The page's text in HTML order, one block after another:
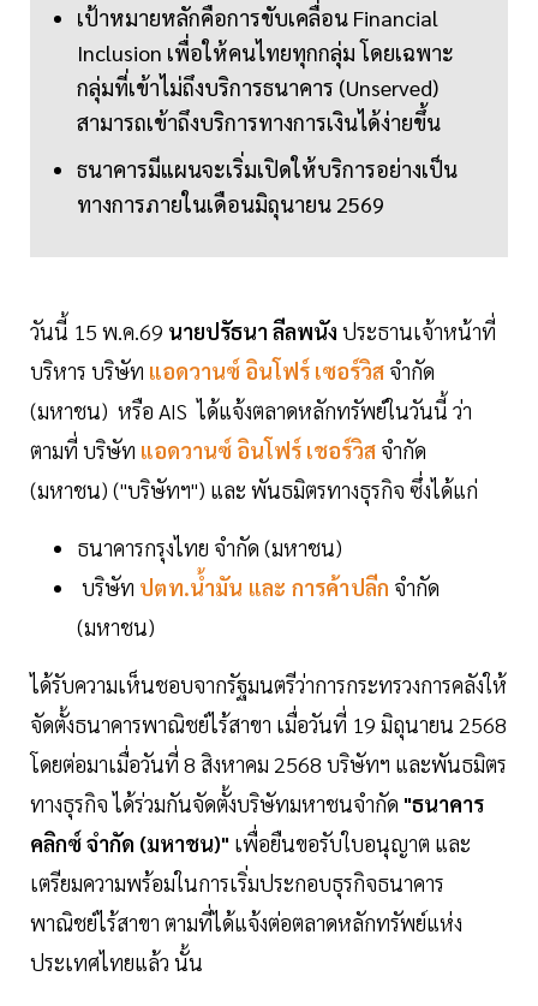
เป้าหมายหลักคือการขับเคลื่อน Financial
Inclusion เพื่อให้คนไทยทุกกลุ่ม โดยเฉพาะ
กลุ่มที่เข้าไม่ถึงบริการธนาคาร (Unserved)
สามารถเข้าถึงบริการทางการเงินได้ง่ายขึ้น
ธนาคารมีแผนจะเริ่มเปิดให้บริการอย่างเป็น
ทางการภายในเดือนมิถุนายน 2569
วันนี้ 15 พ.ค.69 นายปรัธนา ลีลพนัง ประธานเจ้าหน้าที่
บริหาร บริษัท แอดวานซ์ อินโฟร์ เซอร์วิส จำกัด
(มหาชน) หรือ AIS ได้แจ้งตลาดหลักทรัพย์ในวันนี้ ว่า
ตามที่ บริษัท แอดวานซ์ อินโฟร์ เชอร์วิส จำกัด
(มหาชน) ("บริษัทฯ") และ พันธมิตรทางธุรกิจ ซึ่งได้แก่
ธนาคารกรุงไทย จำกัด (มหาชน)
บริษัท ปตท.น้ำมัน และ การค้าปลีก จำกัด
(มหาชน)
ได้รับความเห็นชอบจากรัฐมนตรีว่าการกระทรวงการคลังให้
จัดตั้งธนาคารพาณิชย์ไร้สาขา เมื่อวันที่ 19 มิถุนายน 2568
โดยต่อมาเมื่อวันที่ 8 สิงหาคม 2568 บริษัทฯ และพันธมิตร
ทางธุรกิจ ได้ร่วมกันจัดตั้งบริษัทมหาชนจำกัด "ธนาคาร
คลิกซ์ จำกัด (มหาชน)" เพื่อยืนขอรับใบอนุญาต และ
เตรียมความพร้อมในการเริ่มประกอบธุรกิจธนาคาร
พาณิชย์ไร้สาขา ตามที่ได้แจ้งต่อตลาดหลักทรัพย์แห่ง
ประเทศไทยแล้ว นั้น